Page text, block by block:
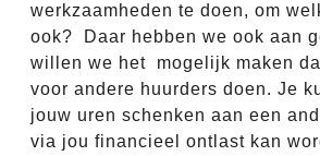
werkzaamheden te doen, om
ook? Daar hebben we ook aan
willen we het mogelijk maken
voor andere huurders doen. Je
jouw uren schenken aan een
via jou financieel ontlast kan